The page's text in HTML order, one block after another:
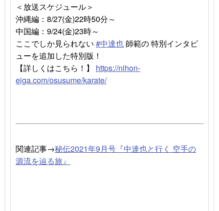
＜放送スケジュール＞
沖縄編：8/27(金)22時50分～
中国編：9/24(金)23時～
ここでしか見られない #中達也 師範の 特別インタビ
ューを追加した特別版！
【詳しくはこちら！】 https://nihon-
eiga.com/osusume/karate/
関連記事→秘伝2021年9月号『中達也と行く 空手の
源流を辿る旅』